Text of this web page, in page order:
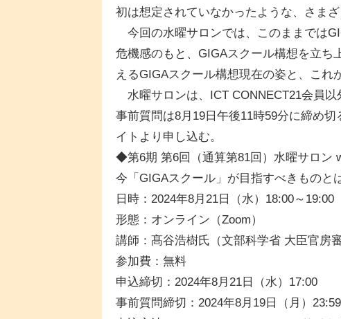
初は想定されていなかったような、さま
今回の水曜サロンでは、このままでは
危機感のもと、GIGAスクール構想を立ち
えるGIGAスクール構想現在の姿と、これ
水曜サロンは、ICT CONNECT21会員以
事前質問は8月19日午後11時59分に締め
イトより申し込む。
◆第6期 第6回（通算第81回）水曜サロン
今「GIGAスクール」が目指すべきものと
日時：2024年8月21日（水）18:00～19:00
形態：オンライン（Zoom）
講師：髙谷浩樹氏（文部科学省 大臣官房
参加費：無料
申込締切：2024年8月21日（水）17:00
事前質問締切：2024年8月19日（月）23:59